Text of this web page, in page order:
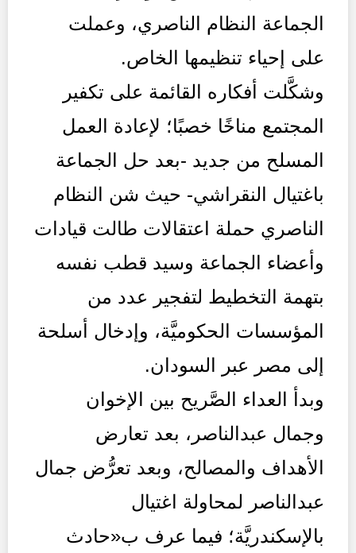
الجماعة النظام الناصري، وعملت
على إحياء تنظيمها الخاص.
وشكَّلت أفكاره القائمة على تكفير
المجتمع مناخًا خصبًا؛ لإعادة العمل
المسلح من جديد -بعد حل الجماعة
باغتيال النقراشي- حيث شن النظام
الناصري حملة اعتقالات طالت قيادات
وأعضاء الجماعة وسيد قطب نفسه
بتهمة التخطيط لتفجير عدد من
المؤسسات الحكوميَّة، وإدخال أسلحة
إلى مصر عبر السودان.
وبدأ العداء الصَّريح بين الإخوان
وجمال عبدالناصر، بعد تعارض
الأهداف والمصالح، وبعد تعرُّض جمال
عبدالناصر لمحاولة اغتيال
بالإسكندريَّة؛ فيما عرف ب«حادث